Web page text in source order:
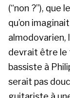
(“non ?”), que
qu’on
almodovarien,
devrait être le
bassiste à
serait pas